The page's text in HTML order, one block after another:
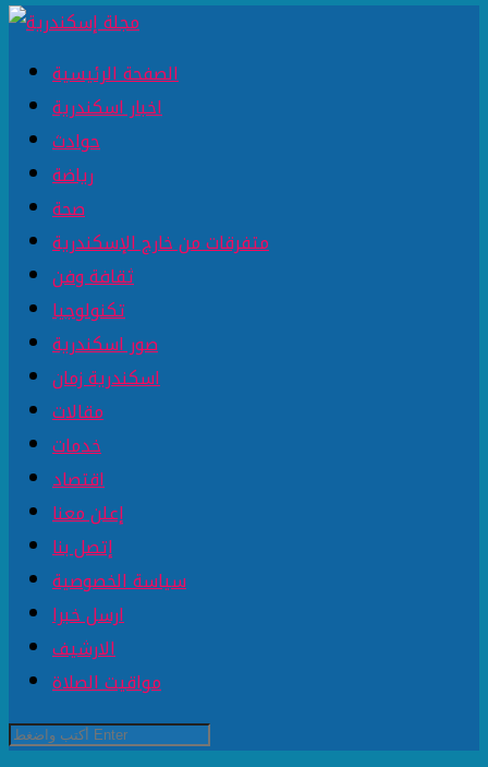
الصفحة الرئيسية
اخبار اسكندرية
حوادث
رياضة
صحة
متفرقات من خارج الإسكندرية
ثقافة وفن
تكنولوجيا
صور اسكندرية
اسكندرية زمان
مقالات
خدمات
اقتصاد
إعلن معنا
إتصل بنا
سياسة الخصوصية
ارسل خبرا
الارشيف
مواقيت الصلاة